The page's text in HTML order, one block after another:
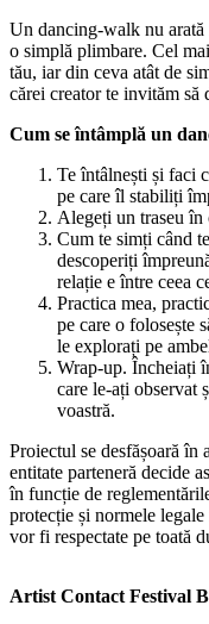
Un dancing-walk nu arată
o simplă plimbare. Cel
tău, iar din ceva atât de
cărei creator te invităm să
Cum se întâmplă un
Te întâlnești și faci
pe care îl stabiliți
Alegeți un traseu în
Cum te simți când
descoperiți
relație e între ceea
Practica mea,
pe care o folosește
le explorați pe
Wrap-up. Încheiați
care le-ați observat
voastră.
Proiectul se desfășoară
entitate parteneră decide
în funcție de
protecție și normele
vor fi respectate pe toată
Artist Contact Festival